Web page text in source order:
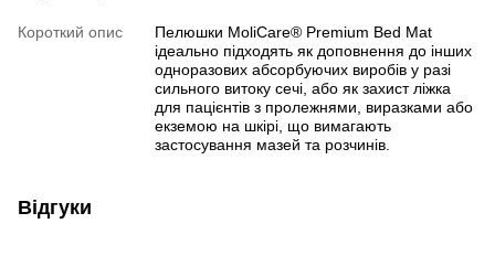
Короткий опис
Пелюшки MoliCare® Premium Bed Mat
ідеально підходять як доповнення до інших
одноразових абсорбуючих виробів у разі
сильного витоку сечі, або як захист ліжка
для пацієнтів з пролежнями, виразками або
екземою на шкірі, що вимагають
застосування мазей та розчинів.
Відгуки